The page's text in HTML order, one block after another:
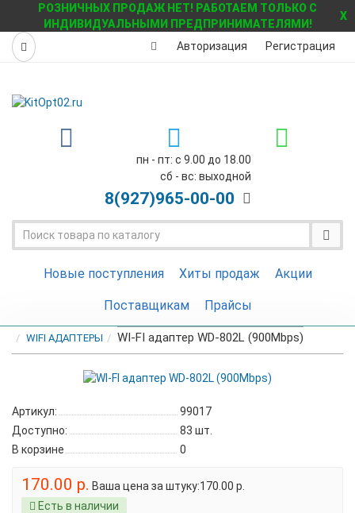
РОЗНИЧНЫХ ПРОДАЖ НЕТ! РАБОТАЕМ ТОЛЬКО С
ИНДИВИДУАЛЬНЫМИ ПРЕДПРИНИМАТЕЛЯМИ!
X
Авторизация Регистрация
пн - пт: с 9.00 до 18.00
сб - вс: выходной
8(927)965-00-00
Новые поступления Хиты продаж Акции
Поставщикам Прайсы
WIFI АДАПТЕРЫ WI-FI адаптер WD-802L (900Mbps)
Артикул:
99017
Доступно:
83 шт.
В корзине
0
170.00 р. Ваша цена за штуку:170.00 р.
Есть в наличии